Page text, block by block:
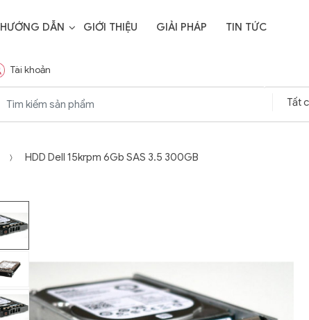
HƯỚNG DẪN GIỚI THIỆU GIẢI PHÁP
TIN TỨC
Tài khoản
HDD Dell 15krpm 6Gb SAS 3.5 300GB
Micron - 64GB -
15.36TB